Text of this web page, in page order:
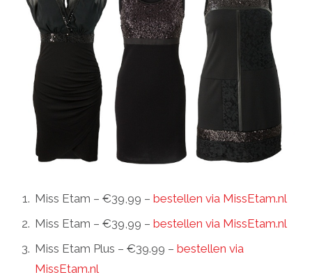
Miss Etam – €39,99 – bestellen via MissEtam.nl
Miss Etam – €39,99 – bestellen via MissEtam.nl
Miss Etam Plus – €39.99 – bestellen via
MissEtam.nl